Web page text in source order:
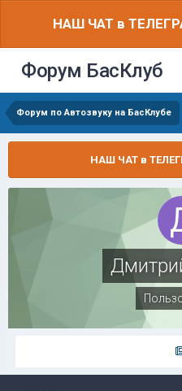
НАШ ЧАТ в
Форум БасКлуб
Форум по Автозвуку на БасКлубе
НАШ ЧАТ в